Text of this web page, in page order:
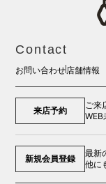
Contact
お問い合わせ店舗情報
来店予約
ご来
WEB
新規会員登録
最新
他に